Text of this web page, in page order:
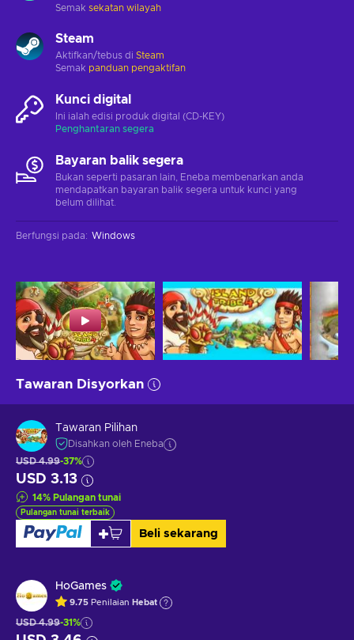
Semak sekatan wilayah
Steam
Aktifkan/tebus di Steam
Semak panduan pengaktifan
Kunci digital
Ini ialah edisi produk digital (CD-KEY)
Penghantaran segera
Bayaran balik segera
Bukan seperti pasaran lain, Eneba membenarkan anda
mendapatkan bayaran balik segera untuk kunci yang
belum dilihat.
Berfungsi pada: Windows
Tawaran Disyorkan
Tawaran Pilihan
Disahkan oleh Eneba
USD 4.99-37%
USD 3.13
14% Pulangan tunai
Pulangan tunai terbaik
Beli sekarang
HoGames
9.75 Penilaian Hebat
USD 4.99-31%